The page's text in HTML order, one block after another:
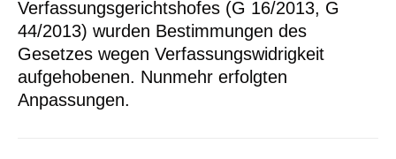
Verfassungsgerichtshofes (G 16/2013, G
44/2013) wurden Bestimmungen des
Gesetzes wegen Verfassungswidrigkeit
aufgehobenen. Nunmehr erfolgten
Anpassungen.